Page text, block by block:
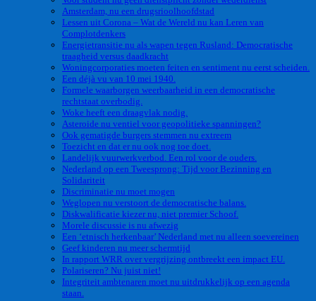
Amsterdam, nu een drugsrioolhoofdstad
Lessen uit Corona – Wat de Wereld nu kan Leren van
Complotdenkers
Energietransitie nu als wapen tegen Rusland: Democratische
traagheid versus daadkracht
Woningcorporaties moeten feiten en sentiment nu eerst scheiden.
Een déjà vu van 10 mei 1940.
Formele waarborgen weerbaarheid in een democratische
rechtstaat overbodig.
Woke heeft een draagvlak nodig.
Asteroide nu ventiel voor geopolitieke spanningen?
Ook gematigde burgers stemmen nu extreem
Toezicht en dat er nu ook nog toe doet.
Landelijk vuurwerkverbod. Een rol voor de ouders.
Nederland op een Tweesprong: Tijd voor Bezinning en
Solidariteit
Discriminatie nu moet mogen
Weglopen nu verstoort de democratische balans.
Diskwalificatie kiezer nu, niet premier Schoof.
Morele discussie is nu afwezig
Een ‘etnisch herkenbaar’ Nederland met nu alleen soevereinen
Geef kinderen nu meer schermtijd
In rapport WRR over vergrijzing ontbreekt een impact EU.
Polariseren? Nu juist niet!
Integriteit ambtenaren moet nu uitdrukkelijk op een agenda
staan.